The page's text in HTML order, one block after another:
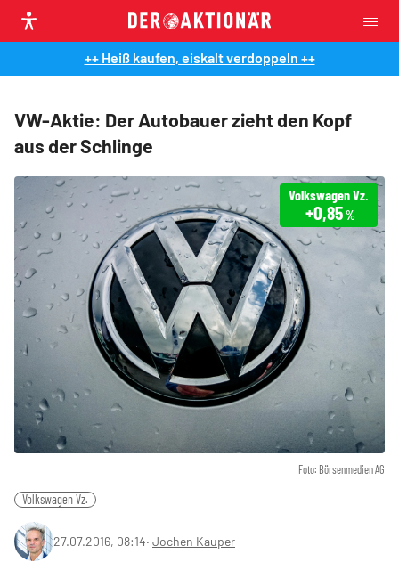
++ Heiß kaufen, eiskalt verdoppeln ++
VW-Aktie: Der Autobauer zieht den Kopf
aus der Schlinge
Foto: Börsenmedien AG
Volkswagen Vz.
+0,85%
Volkswagen Vz.
27.07.2016, 08:14‧ Jochen Kauper